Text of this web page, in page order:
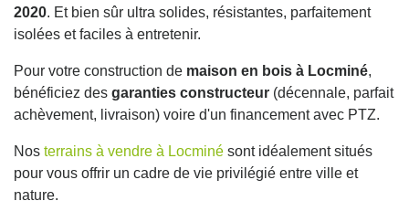
2020. Et bien sûr ultra solides, résistantes, parfaitement
isolées et faciles à entretenir.
Pour votre construction de maison en bois à Locminé,
bénéficiez des garanties constructeur (décennale, parfait
achèvement, livraison) voire d'un financement avec PTZ.
Nos terrains à vendre à Locminé sont idéalement situés
pour vous offrir un cadre de vie privilégié entre ville et
nature.